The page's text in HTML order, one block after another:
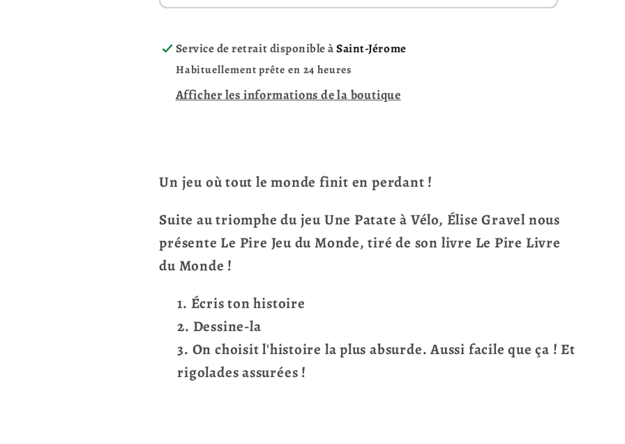
Service de retrait disponible àSaint-Jérome
Habituellement prête en 24 heures
Afficher les informations de la boutique
Un jeu où tout le monde finit en perdant !
Suite au triomphe du jeu Une Patate à Vélo, Élise Gravel nous
présente Le Pire Jeu du Monde, tiré de son livre Le Pire Livre
du Monde !
Écris ton histoire
Dessine-la
On choisit l'histoire la plus absurde. Aussi facile que ça ! Et
rigolades assurées !